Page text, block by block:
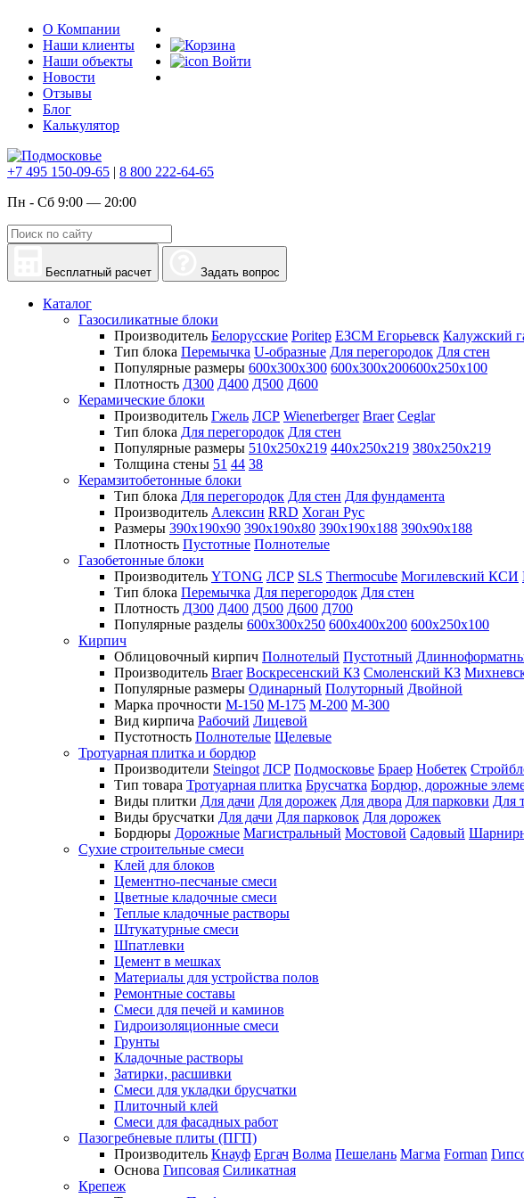
О Компании
Наши клиенты
Наши объекты
Новости
Отзывы
Блог
Калькулятор
Войти
+7 495 150-09-65 | 8 800 222-64-65
Пн - Сб 9:00 — 20:00
Бесплатный расчет Задать вопрос
Каталог
Газосиликатные блоки
Производитель Белорусские Poritep ЕЗСМ Егорьевск Калужский
Тип блока Перемычка U-образные Для перегородок Для стен
Популярные размеры 600х300х300 600х300х200600х250х100
Плотность Д300 Д400 Д500 Д600
Керамические блоки
Производитель Гжель ЛСР Wienerberger Braer Ceglar
Тип блока Для перегородок Для стен
Популярные размеры 510х250х219 440х250х219 380х250х219
Толщина стены 51 44 38
Керамзитобетонные блоки
Тип блока Для перегородок Для стен Для фундамента
Производитель Алексин RRD Хоган Рус
Размеры 390х190х90 390х190х80 390х190х188 390х90х188
Плотность Пустотные Полнотелые
Газобетонные блоки
Производитель YTONG ЛСР SLS Thermocube Могилевский КСИ
Тип блока Перемычка Для перегородок Для стен
Плотность Д300 Д400 Д500 Д600 Д700
Популярные разделы 600х300х250 600х400х200 600х250х100
Кирпич
Облицовочный кирпич Полнотелый Пустотный
Производитель Braer Воскресенский КЗ Смоленский КЗ
Популярные размеры Одинарный Полуторный Двойной
Марка прочности М-150 М-175 М-200 М-300
Вид кирпича Рабочий Лицевой
Пустотность Полнотелые Щелевые
Тротуарная плитка и бордюр
Производители Steingot ЛСР Подмосковье Браер Нобетек
Тип товара Тротуарная плитка Брусчатка Бордюр, дорожные
Виды плитки Для дачи Для дорожек Для двора Для парковки Для
Виды брусчатки Для дачи Для парковок Для дорожек
Бордюры Дорожные Магистральный Мостовой Садовый
Сухие строительные смеси
Клей для блоков
Цементно-песчаные смеси
Цветные кладочные смеси
Теплые кладочные растворы
Штукатурные смеси
Шпатлевки
Цемент в мешках
Материалы для устройства полов
Ремонтные составы
Смеси для печей и каминов
Гидроизоляционные смеси
Грунты
Кладочные растворы
Затирки, расшивки
Смеси для укладки брусчатки
Плиточный клей
Смеси для фасадных работ
Пазогребневые плиты (ПГП)
Производитель Кнауф Ергач Волма Пешелань Магма Forman
Основа Гипсовая Силикатная
Крепеж